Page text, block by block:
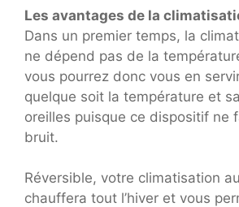
Les avantages de la
Dans un premier temps, la
ne dépend pas de la
vous pourrez donc vous en
quelque soit la température et
oreilles puisque ce dispositif ne
bruit.
Réversible, votre climatisation
chauffera tout l’hiver et vous